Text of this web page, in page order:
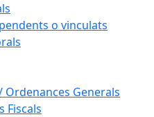
o vinculats
Ordenances Generals
Fiscals